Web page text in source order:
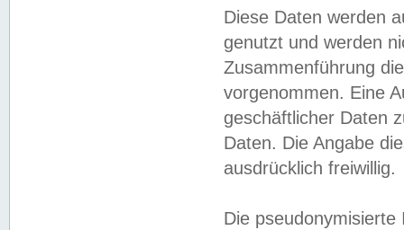
Diese Daten werden
genutzt und werden
Zusammenführung
vorgenommen. Eine
geschäftlicher Daten
Daten. Die Angabe
ausdrücklich freiwillig.
Die